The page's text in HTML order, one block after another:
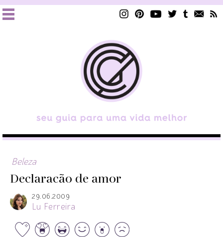
Beleza
Declaracão de amor
29.06.2009
Lu Ferreira